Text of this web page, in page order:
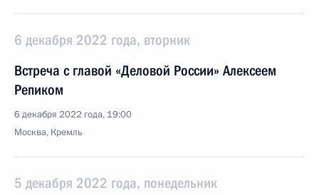
6 декабря 2022 года, вторник
Встреча с главой «Деловой России» Алексеем
Репиком
6 декабря 2022 года, 19:00
Москва, Кремль
5 декабря 2022 года, понедельник